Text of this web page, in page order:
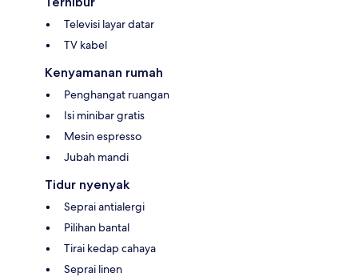
Televisi layar datar
TV kabel
Kenyamanan rumah
Penghangat ruangan
Isi minibar gratis
Mesin espresso
Jubah mandi
Tidur nyenyak
Seprai antialergi
Pilihan bantal
Tirai kedap cahaya
Seprai linen